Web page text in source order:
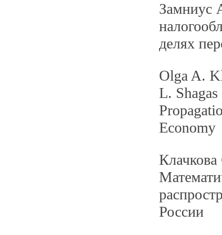
Замниус
делях
Olga A.
L.
Economy
России